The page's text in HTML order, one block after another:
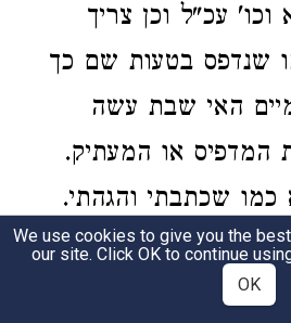
עכ"ל וכן צריך
שנדפס בטעות שם כך
האי שבת עשה
המדפיס או המעתיק.
שכתבתי והגהתי.
בסוגי' דשבת דף כ"ד
כ"ה ושם דף קל"ג ע"א
We use cookies to give you the
our site. Click OK to continue
OK